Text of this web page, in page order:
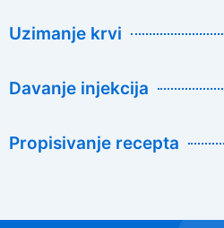
Uzimanje krvi
Davanje injekcija
Propisivanje recepta